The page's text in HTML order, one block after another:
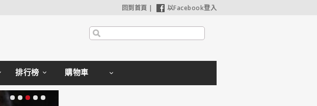
回到首頁 | 以Facebook登入
排行榜 購物車